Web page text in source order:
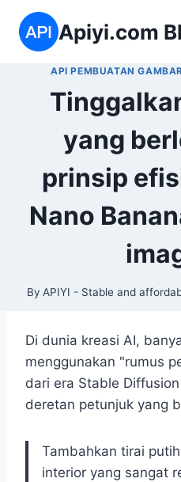
content
Apiyi.com
API PEMBUATAN
yang
prinsip
Nano
By APIYI - Stable and
Di dunia kreasi AI,
menggunakan "rumus
dari era Stable
deretan petunjuk yang
Tambahkan tirai
interior yang sangat